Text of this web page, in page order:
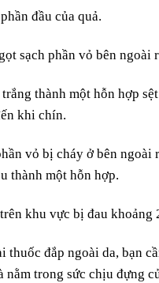
đầu của quả.
sạch phần vỏ bên ngoài
thành một hỗn hợp
khi chín.
vỏ bị cháy ở bên
thành một hỗn hợp.
khu vực bị đau khoảng
thuốc đắp ngoài da, bạn
trong sức chịu đựng